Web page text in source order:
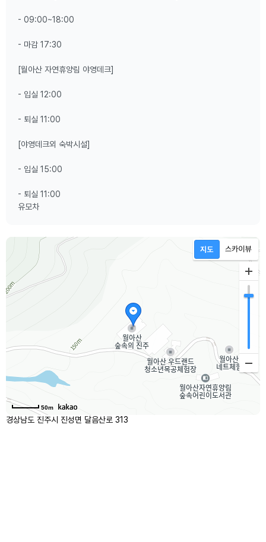
- 09:00~18:00
- 마감 17:30
[월아산 자연휴양림 야영데크]
- 입실 12:00
- 퇴실 11:00
[야영데크외 숙박시설]
- 입실 15:00
- 퇴실 11:00
유모차
50m
경상남도 진주시 진성면 달음산로 313